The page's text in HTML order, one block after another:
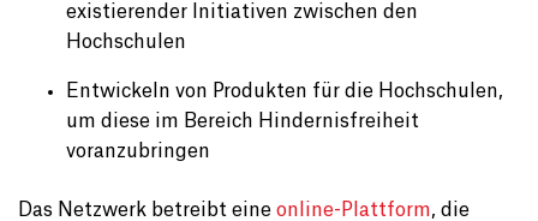
existierender Initiativen zwischen den
Hochschulen
Entwickeln von Produkten für die Hochschulen,
um diese im Bereich Hindernisfreiheit
voranzubringen
Das Netzwerk betreibt eine online-Plattform, die